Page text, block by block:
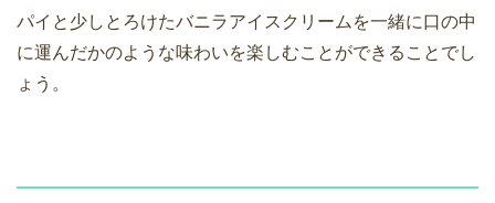
パイと少しとろけたバニラアイスクリームを一緒に口の中
に運んだかのような味わいを楽しむことができることでし
ょう。